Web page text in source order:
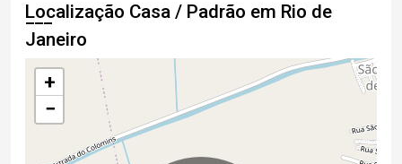
Localização Casa / Padrão em Rio de
Janeiro
+
−